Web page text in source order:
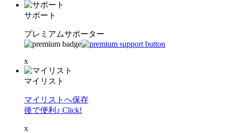
サポート
プレミアムサポーター
x
マイリスト
マイリストへ保存
後で便利♪ Click!
x